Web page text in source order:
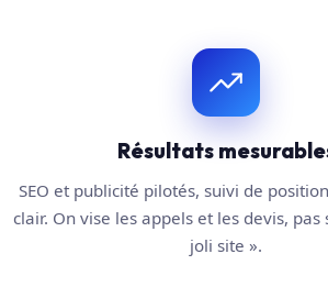
Résultats
SEO et publicité pilotés, suivi de
clair. On vise les appels et les devis,
joli site ».